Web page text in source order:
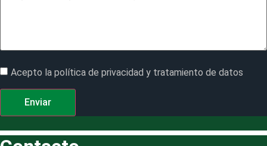
Acepto la política de privacidad y tratamiento de datos
Enviar